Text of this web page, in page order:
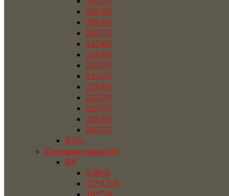
205/60
205/65
205/75
215/60
215/65
215/70
215/75
225/65
225/70
225/75
235/65
245/75
R17c
Грузовые шины бу
R8
5.00-8
15*4.5-8
18*7-8